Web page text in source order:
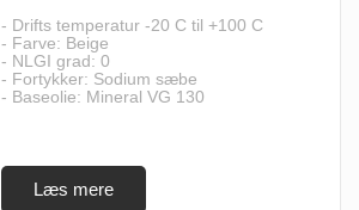
- Drifts temperatur -20 C til +100 C
- Farve: Beige
- NLGI grad: 0
- Fortykker: Sodium sæbe
- Baseolie: Mineral VG 130